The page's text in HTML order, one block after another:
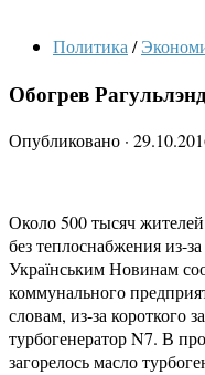
Политика /
Обогрев
Опубликовано ·
Около 500 тысяч
без теплоснабжения из-
Українським Новинам
коммунального
словам, из-за короткого
турбогенератор N7. В
загорелось масло